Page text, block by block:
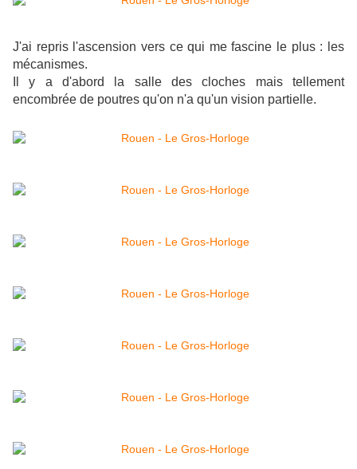
J'ai repris l'ascension vers ce qui me fascine le plus : les
mécanismes.
Il y a d'abord la salle des cloches mais tellement
encombrée de poutres qu'on n'a qu'un vision partielle.